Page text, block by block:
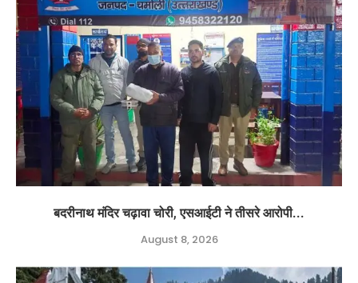
बदरीनाथ मंदिर चढ़ावा चोरी, एसआईटी ने तीसरे आरोपी...
August 8, 2026